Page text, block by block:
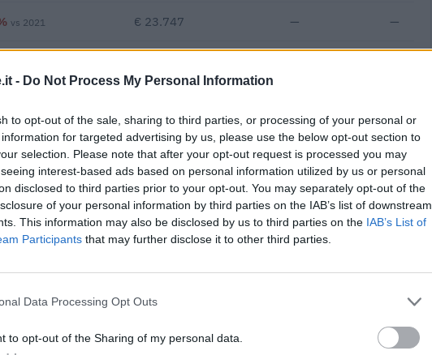
- Do Not Process My Personal Information
to opt-out of the sale, sharing to third parties, or processing of your personal or
for targeted advertising by us, please use the below opt-out section to
selection. Please note that after your opt-out request is processed you may
interest-based ads based on personal information utilized by us or personal
disclosed to third parties prior to your opt-out. You may separately opt-out of the
of your personal information by third parties on the IAB’s list of downstream
This information may also be disclosed by us to third parties on the IAB’s List of
Participants that may further disclose it to other third parties.
Data Processing Opt Outs
to opt-out of the Sharing of my personal data.
vs 2021 € 23.747 — —
€ 109.992
Fatturato per dipendente
pubblici per un totale di almeno 797.147 euro (2021–2023).
ai sensi della decisione
SA 101076)
agenzia delle entrate 13.382 euro